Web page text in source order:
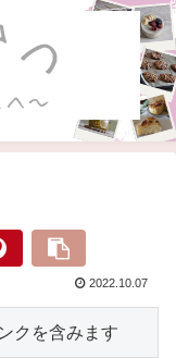
2022.10.07
を含みます